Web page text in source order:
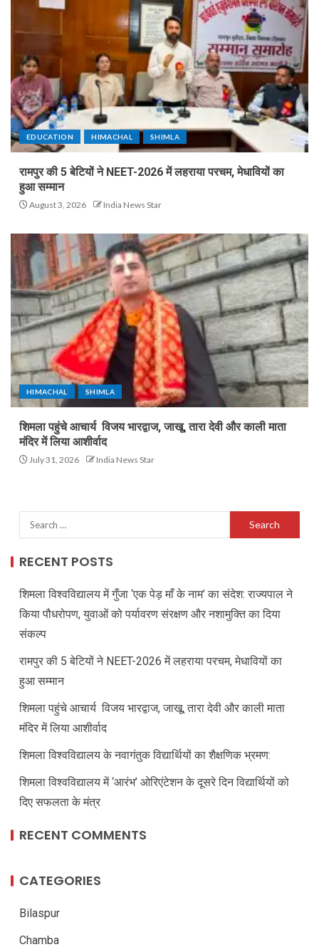
EDUCATION HIMACHAL SHIMLA
रामपुर की 5 बेटियों ने NEET-2026 में लहराया परचम, मेधावियों का
हुआ सम्मान
August 3, 2026 India News Star
HIMACHAL SHIMLA
शिमला पहुंचे आचार्य विजय भारद्वाज, जाखू, तारा देवी और काली माता
मंदिर में लिया आशीर्वाद
July 31, 2026 India News Star
RECENT POSTS
शिमला विश्वविद्यालय में गुँजा ‘एक पेड़ माँ के नाम’ का संदेश: राज्यपाल ने
किया पौधरोपण, युवाओं को पर्यावरण संरक्षण और नशामुक्ति का दिया
संकल्प
रामपुर की 5 बेटियों ने NEET-2026 में लहराया परचम, मेधावियों का
हुआ सम्मान
शिमला पहुंचे आचार्य विजय भारद्वाज, जाखू, तारा देवी और काली माता
मंदिर में लिया आशीर्वाद
शिमला विश्वविद्यालय के नवागंतुक विद्यार्थियों का शैक्षणिक भ्रमण:
शिमला विश्वविद्यालय में ‘आरंभ’ ओरिएंटेशन के दूसरे दिन विद्यार्थियों को
दिए सफलता के मंत्र
RECENT COMMENTS
CATEGORIES
Bilaspur
Chamba